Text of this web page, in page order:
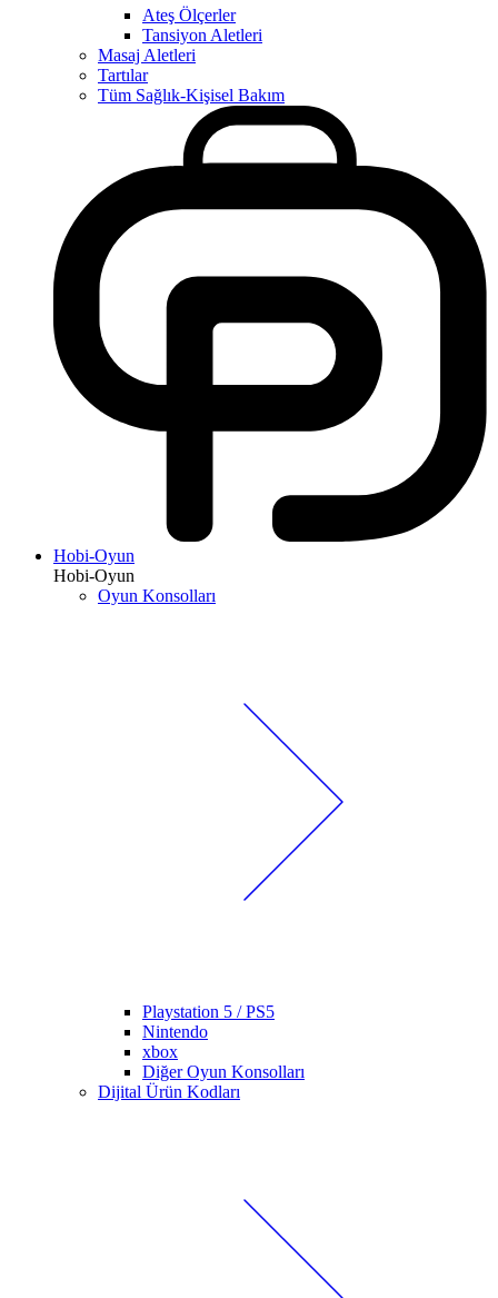
Ateş Ölçerler
Tansiyon Aletleri
Masaj Aletleri
Tartılar
Tüm Sağlık-Kişisel Bakım
Hobi-Oyun
Hobi-Oyun
Oyun Konsolları
Playstation 5 / PS5
Nintendo
xbox
Diğer Oyun Konsolları
Dijital Ürün Kodları